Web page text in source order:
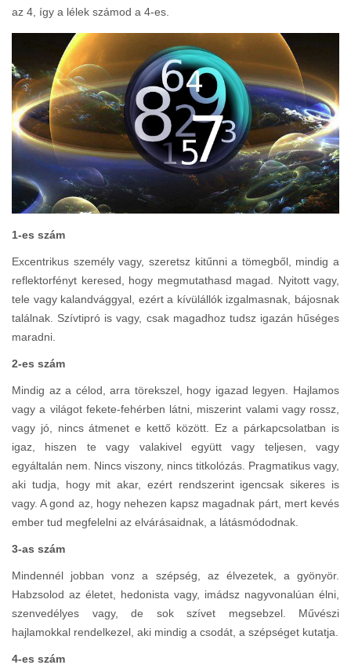
az 4, így a lélek számod a 4-es.
1-es szám
Excentrikus személy vagy, szeretsz kitűnni a tömegből, mindig a
reflektorfényt keresed, hogy megmutathasd magad. Nyitott vagy,
tele vagy kalandvággyal, ezért a kívülállók izgalmasnak, bájosnak
találnak. Szívtipró is vagy, csak magadhoz tudsz igazán hűséges
maradni.
2-es szám
Mindig az a célod, arra törekszel, hogy igazad legyen. Hajlamos
vagy a világot fekete-fehérben látni, miszerint valami vagy rossz,
vagy jó, nincs átmenet e kettő között. Ez a párkapcsolatban is
igaz, hiszen te vagy valakivel együtt vagy teljesen, vagy
egyáltalán nem. Nincs viszony, nincs titkolózás. Pragmatikus vagy,
aki tudja, hogy mit akar, ezért rendszerint igencsak sikeres is
vagy. A gond az, hogy nehezen kapsz magadnak párt, mert kevés
ember tud megfelelni az elvárásaidnak, a látásmódodnak.
3-as szám
Mindennél jobban vonz a szépség, az élvezetek, a gyönyör.
Habzsolod az életet, hedonista vagy, imádsz nagyvonalúan élni,
szenvedélyes vagy, de sok szívet megsebzel. Művészi
hajlamokkal rendelkezel, aki mindig a csodát, a szépséget kutatja.
4-es szám